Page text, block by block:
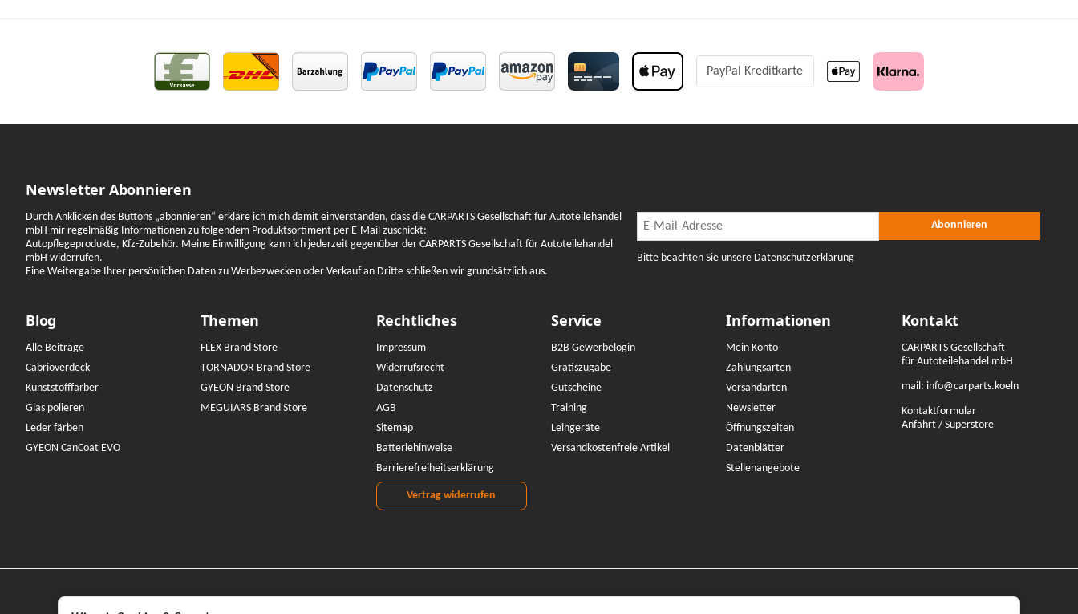
PayPal Kreditkarte
Newsletter Abonnieren
Durch Anklicken des Buttons „abonnieren“ erkläre ich mich damit einverstanden, dass die CARPARTS Gesellschaft für Autoteilehandel
mbH mir regelmäßig Informationen zu folgendem Produktsortiment per E-Mail zuschickt:
Autopflegeprodukte, Kfz-Zubehör. Meine Einwilligung kann ich jederzeit gegenüber der CARPARTS Gesellschaft für Autoteilehandel
mbH widerrufen.
Eine Weitergabe Ihrer persönlichen Daten zu Werbezwecken oder Verkauf an Dritte schließen wir grundsätzlich aus.
Newsletter Abonnieren Abonnieren
Bitte beachten Sie unsere Datenschutzerklärung
Blog
Alle Beiträge
Cabrioverdeck
Kunststofffärber
Glas polieren
Leder färben
GYEON CanCoat EVO
Themen
FLEX Brand Store
TORNADOR Brand Store
GYEON Brand Store
MEGUIARS Brand Store
Rechtliches
Impressum
Widerrufsrecht
Datenschutz
AGB
Sitemap
Batteriehinweise
Barrierefreiheitserklärung
Vertrag widerrufen
Service
B2B Gewerbelogin
Gratiszugabe
Gutscheine
Training
Leihgeräte
Versandkostenfreie Artikel
Informationen
Mein Konto
Zahlungsarten
Versandarten
Newsletter
Öffnungszeiten
Datenblätter
Stellenangebote
Kontakt
CARPARTS Gesellschaft
für Autoteilehandel mbH
mail: info@carparts.koeln
Kontaktformular
Anfahrt / Superstore